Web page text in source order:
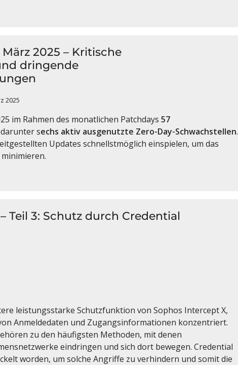
2025 – Kritische
dringende
2025
im Rahmen des monatlichen Patchdays 57
sechs aktiv ausgenutzte Zero-Day-Schwachstellen.
Updates schnellstmöglich einspielen, um das
Teil 3: Schutz durch Credential
leistungsstarke Schutzfunktion von Sophos Intercept X,
Anmeldedaten und Zugangsinformationen konzentriert.
zu den häufigsten Methoden, mit denen
eindringen und sich dort bewegen. Credential
worden, um solche Angriffe zu verhindern und somit die